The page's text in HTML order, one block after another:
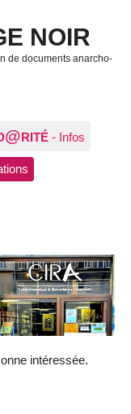
NOIR
de documents anarcho-
@RITÉ - Infos
intéressée.